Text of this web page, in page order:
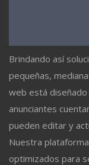
Brindando así
pequeñas,
web está
anunciantes
pueden editar y
Nuestra
optimizados para